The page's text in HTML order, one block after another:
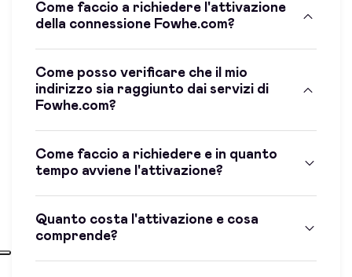
Come faccio a richiedere l'attivazione
della connessione Fowhe.com?
Come posso verificare che il mio
indirizzo sia raggiunto dai servizi di
Fowhe.com?
Come faccio a richiedere e in quanto
tempo avviene l'attivazione?
Quanto costa l'attivazione e cosa
comprende?